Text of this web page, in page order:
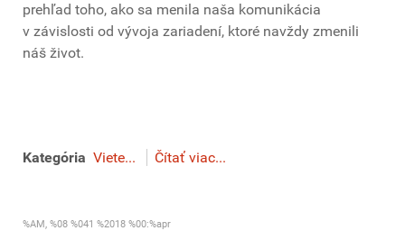
prehľad toho, ako sa menila naša komunikácia
v závislosti od vývoja zariadení, ktoré navždy zmenili
náš život.
Kategória Viete... Čítať viac...
%AM, %08 %041 %2018 %00:%apr